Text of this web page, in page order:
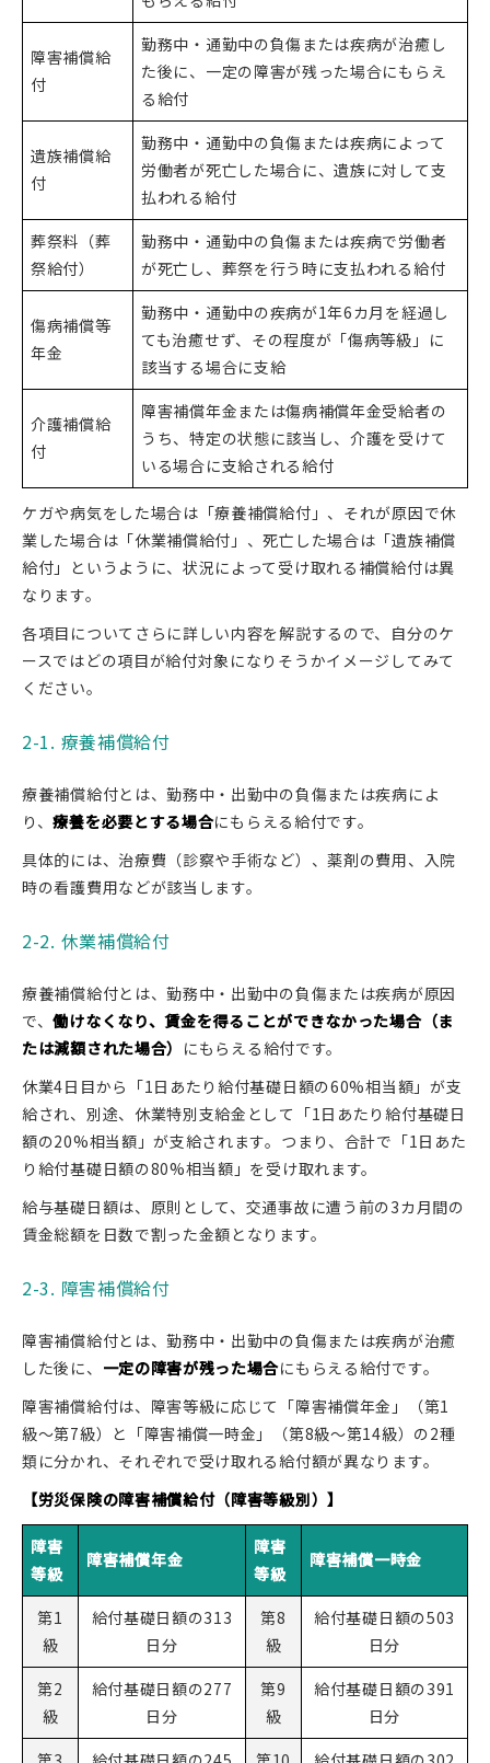
障害補償給
付
勤務中・通勤中の負傷または疾病が治癒し
た後に、一定の障害が残った場合にもらえ
る給付
遺族補償給
付
勤務中・通勤中の負傷または疾病によって
労働者が死亡した場合に、遺族に対して支
払われる給付
葬祭料（葬
祭給付）
勤務中・通勤中の負傷または疾病で労働者
が死亡し、葬祭を行う時に支払われる給付
傷病補償等
年金
勤務中・通勤中の疾病が1年6カ月を経過し
ても治癒せず、その程度が「傷病等級」に
該当する場合に支給
介護補償給
付
障害補償年金または傷病補償年金受給者の
うち、特定の状態に該当し、介護を受けて
いる場合に支給される給付
ケガや病気をした場合は「療養補償給付」、それが原因で休
業した場合は「休業補償給付」、死亡した場合は「遺族補償
給付」というように、状況によって受け取れる補償給付は異
なります。
各項目についてさらに詳しい内容を解説するので、自分のケ
ースではどの項目が給付対象になりそうかイメージしてみて
ください。
2-1. 療養補償給付
療養補償給付とは、勤務中・出勤中の負傷または疾病によ
り、療養を必要とする場合にもらえる給付です。
具体的には、治療費（診察や手術など）、薬剤の費用、入院
時の看護費用などが該当します。
2-2. 休業補償給付
療養補償給付とは、勤務中・出勤中の負傷または疾病が原因
で、働けなくなり、賃金を得ることができなかった場合（ま
たは減額された場合） にもらえる給付です。
休業4日目から「1日あたり給付基礎日額の60%相当額」が支
給され、別途、休業特別支給金として「1日あたり給付基礎日
額の20%相当額」が支給されます。つまり、合計で「1日あた
り給付基礎日額の80%相当額」を受け取れます。
給与基礎日額は、原則として、交通事故に遭う前の3カ月間の
賃金総額を日数で割った金額となります。
2-3. 障害補償給付
障害補償給付とは、勤務中・出勤中の負傷または疾病が治癒
した後に、 一定の障害が残った場合にもらえる給付です。
障害補償給付は、障害等級に応じて「障害補償年金」（第1
級〜第7級）と「障害補償一時金」（第8級〜第14級）の2種
類に分かれ、それぞれで受け取れる給付額が異なります。
【労災保険の障害補償給付（障害等級別）】
障害
等級
障害補償年金
障害
等級
障害補償一時金
第1
級
給付基礎日額の313
日分
第8
級
給付基礎日額の503
日分
第2
級
給付基礎日額の277
日分
第9
級
給付基礎日額の391
日分